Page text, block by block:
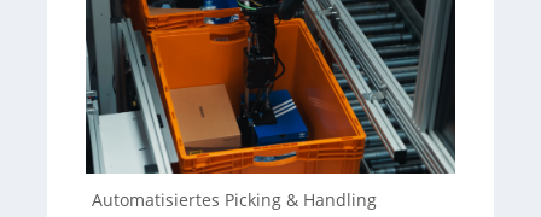
Automatisiertes Picking & Handling